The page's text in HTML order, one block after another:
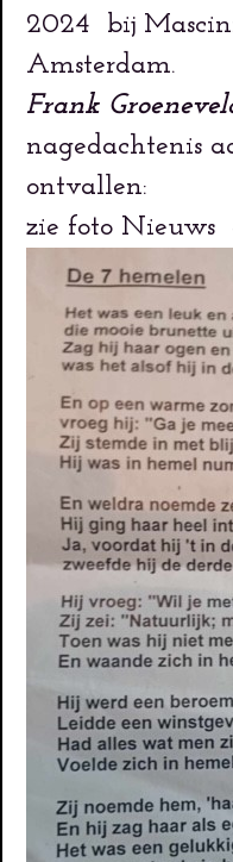
2024 bij
Amsterdam.
Frank
nagedachtenis
ontvallen:
zie foto Nieuws